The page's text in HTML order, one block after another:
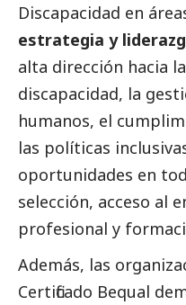
Discapacidad en
estrategia y
alta dirección hacia
discapacidad, la
humanos, el
las políticas
oportunidades en
selección, acceso al
profesional y
Además, las
Certificado Bequal